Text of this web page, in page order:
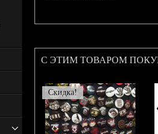
С ЭТИМ ТОВАРОМ
Скидка!